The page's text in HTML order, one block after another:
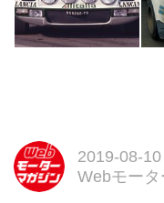
2019-08-10
Webモー